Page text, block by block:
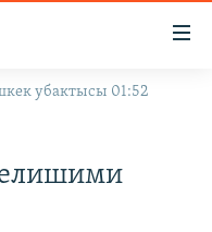
убактысы 01:52